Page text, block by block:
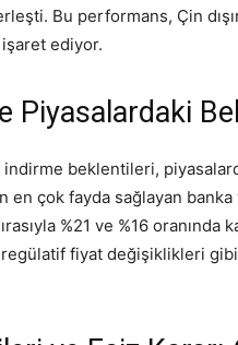
Bu performans, Çin
işaret ediyor.
Piyasalardaki
indirme beklentileri,
çok fayda sağlayan banka
%21 ve %16 oranında
fiyat değişiklikleri